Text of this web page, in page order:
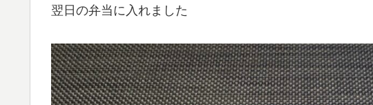
翌日の弁当に入れました